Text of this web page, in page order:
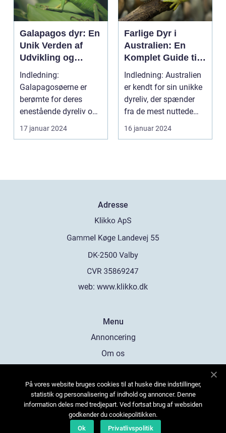
Galapagos dyr: En
Unik Verden af
Udvikling og
Mangfoldighed
Indledning:
Galapagosøerne er
berømte for deres
enestående dyreliv og
biologiske
mangfoldighed. Beli...
17 januar 2024
Farlige Dyr i
Australien: En
Komplet Guide til
Unikke og Farlige
Skabninger Down
Under
Indledning: Australien
er kendt for sin unikke
dyreliv, der spænder
fra de mest nuttede
kænguruer og...
16 januar 2024
Adresse
web: www.klikko.dk
Menu
Annoncering
Om os
Kontakt os
Sitemap
På vores website bruges cookies til at huske dine indstillinger,
statistik og personalisering af indhold og annoncer. Denne
information deles med tredjepart. Ved fortsat brug af websiden
godkender du cookiepolitikken.
Ok
Privatlivspolitik